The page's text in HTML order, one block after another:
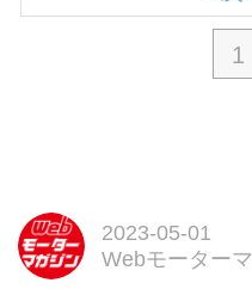
1
2023-05-01
Webモーター